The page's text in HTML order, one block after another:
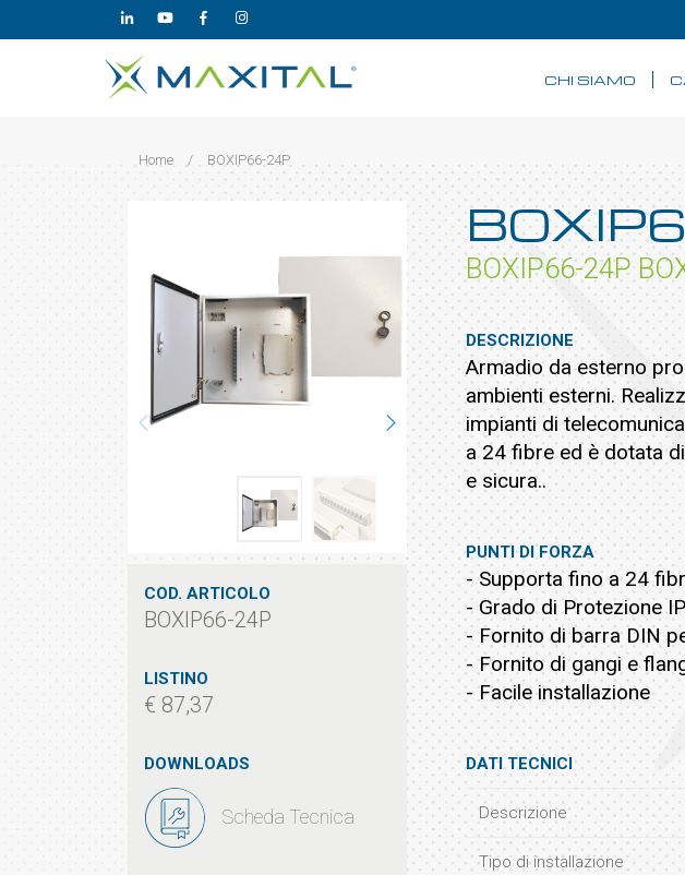
CHI SIAMO
Home / BOXIP66-24P
COD. ARTICOLO
BOXIP66-24P
LISTINO
€ 87,37
DOWNLOADS
Scheda Tecnica
BOXIP66-24P
DESCRIZIONE
Armadio da esterno
ambienti esterni.
impianti di
a 24 fibre ed è dotata
e sicura..
PUNTI DI FORZA
- Supporta fino a 24
- Grado di Protezione
- Fornito di barra DIN
- Fornito di gangi e
- Facile installazione
DATI TECNICI
Descrizione
Tipo di installazione